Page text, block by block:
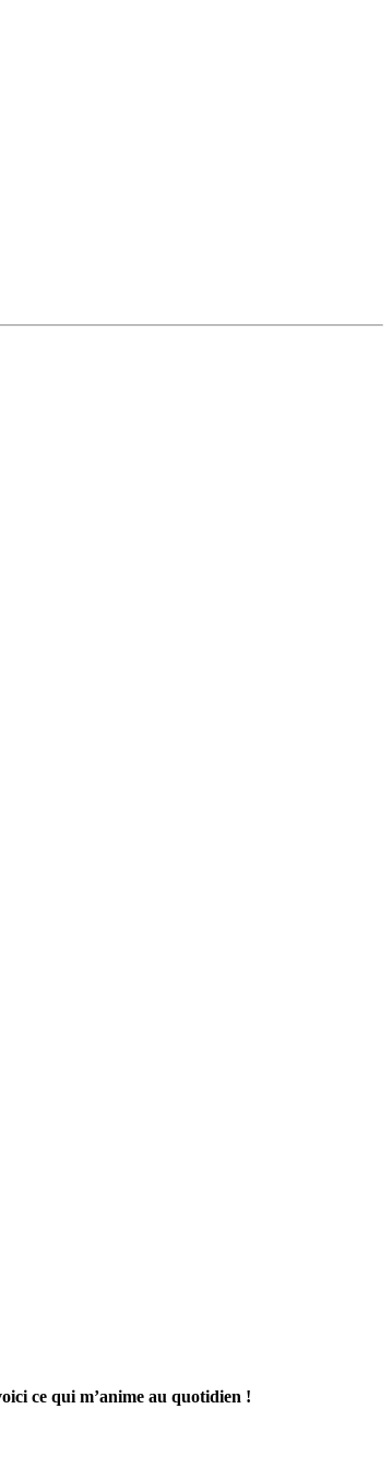
ce qui m’anime au quotidien !